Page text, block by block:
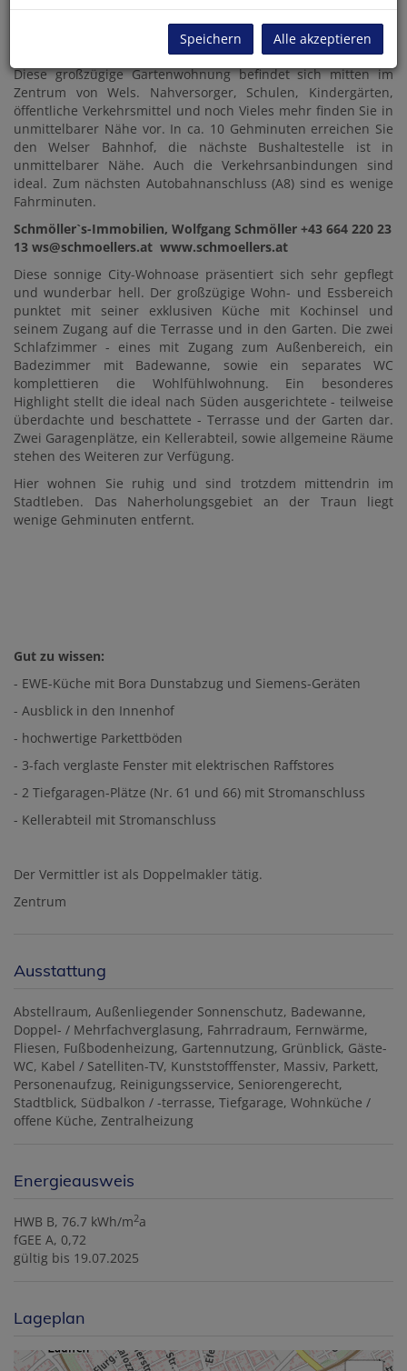
Schmöller`s-Immobilien, Wolfgang Schmöller +43 664 220 23
13 ws@schmoellers.at www.schmoellers.at
Diese großzügige Gartenwohnung befindet sich mitten im
Zentrum von Wels. Nahversorger, Schulen, Kindergärten,
öffentliche Verkehrsmittel und noch Vieles mehr finden Sie in
unmittelbarer Nähe vor. In ca. 10 Gehminuten erreichen Sie
den Welser Bahnhof, die nächste Bushaltestelle ist in
unmittelbarer Nähe. Auch die Verkehrsanbindungen sind
ideal. Zum nächsten Autobahnanschluss (A8) sind es wenige
Fahrminuten.
Schmöller`s-Immobilien, Wolfgang Schmöller +43 664 220 23
13 ws@schmoellers.at www.schmoellers.at
Diese sonnige City-Wohnoase präsentiert sich sehr gepflegt
und wunderbar hell. Der großzügige Wohn- und Essbereich
punktet mit seiner exklusiven Küche mit Kochinsel und
seinem Zugang auf die Terrasse und in den Garten. Die zwei
Schlafzimmer - eines mit Zugang zum Außenbereich, ein
Badezimmer mit Badewanne, sowie ein separates WC
komplettieren die Wohlfühlwohnung. Ein besonderes
Highlight stellt die ideal nach Süden ausgerichtete - teilweise
überdachte und beschattete - Terrasse und der Garten dar.
Zwei Garagenplätze, ein Kellerabteil, sowie allgemeine Räume
stehen des Weiteren zur Verfügung.
Hier wohnen Sie ruhig und sind trotzdem mittendrin im
Stadtleben. Das Naherholungsgebiet an der Traun liegt
wenige Gehminuten entfernt.
Gut zu wissen:
- EWE-Küche mit Bora Dunstabzug und Siemens-Geräten
- Ausblick in den Innenhof
- hochwertige Parkettböden
- 3-fach verglaste Fenster mit elektrischen Raffstores
- 2 Tiefgaragen-Plätze (Nr. 61 und 66) mit Stromanschluss
- Kellerabteil mit Stromanschluss
Der Vermittler ist als Doppelmakler tätig.
Zentrum
Ausstattung
Abstellraum Außenliegender Sonnenschutz Badewanne
Doppel- / Mehrfachverglasung Fahrradraum Fernwärme
Fliesen Fußbodenheizung Gartennutzung Grünblick Gäste-
WC Kabel / Satelliten-TV Kunststofffenster Massiv Parkett
Personenaufzug Reinigungsservice Seniorengerecht
Stadtblick Südbalkon / -terrasse Tiefgarage Wohnküche /
offene Küche Zentralheizung
Energieausweis
HWB B, 76.7 kWh/m2a
fGEE A, 0,72
gültig bis 19.07.2025
Lageplan
Speichern Alle akzeptieren